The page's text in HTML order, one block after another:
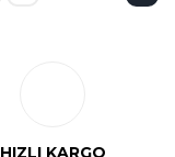
HIZLI KARGO